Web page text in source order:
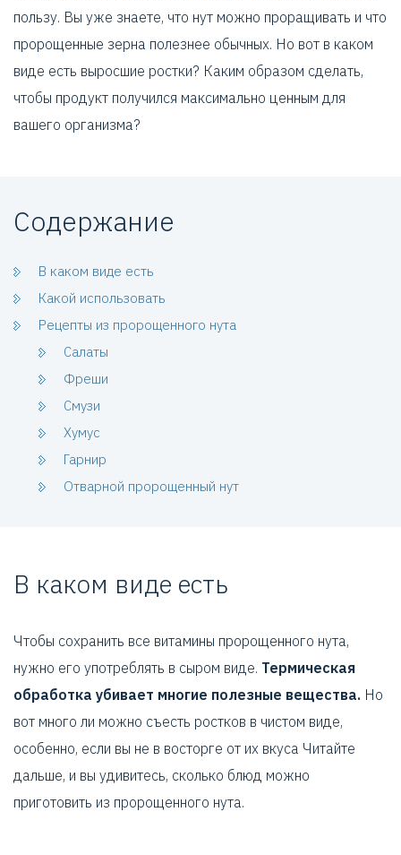
пользу. Вы уже знаете, что нут можно проращивать и что
пророщенные зерна полезнее обычных. Но вот в каком
виде есть выросшие ростки? Каким образом сделать,
чтобы продукт получился максимально ценным для
вашего организма?
Содержание
В каком виде есть
Какой использовать
Рецепты из пророщенного нута
Салаты
Фреши
Смузи
Хумус
Гарнир
Отварной пророщенный нут
В каком виде есть
Чтобы сохранить все витамины пророщенного нута,
нужно его употреблять в сыром виде. Термическая
обработка убивает многие полезные вещества. Но
вот много ли можно съесть ростков в чистом виде,
особенно, если вы не в восторге от их вкуса Читайте
дальше, и вы удивитесь, сколько блюд можно
приготовить из пророщенного нута.